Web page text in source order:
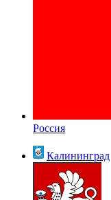
Россия
Калининград